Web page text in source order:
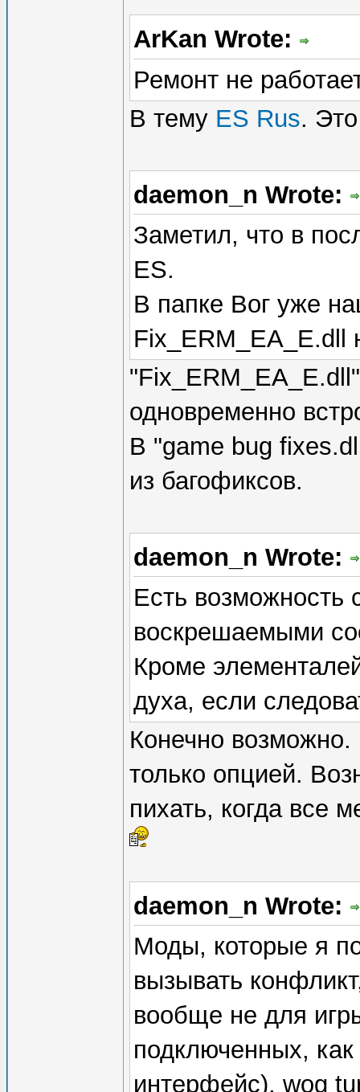
ArKan Wrote:
Ремонт не
В тему ES Rus.
daemon_n Wrote:
Заметил, что в
ES.
В папке Вог уже
одновременно
В "game bug
из багофиксов.
daemon_n Wrote:
Есть возможность
воскрешаемыми
Кроме
духа, если
Конечно
только опцией.
пихать, когда все
daemon_n Wrote:
Моды, которые я
вызывать
вообще не для
подключенных,
интерфейс), wog